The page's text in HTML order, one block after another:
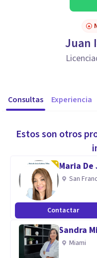
Juan
Consultas Experiencia
Estos son otros
Maria
San
Contactar
Sandra
Miami